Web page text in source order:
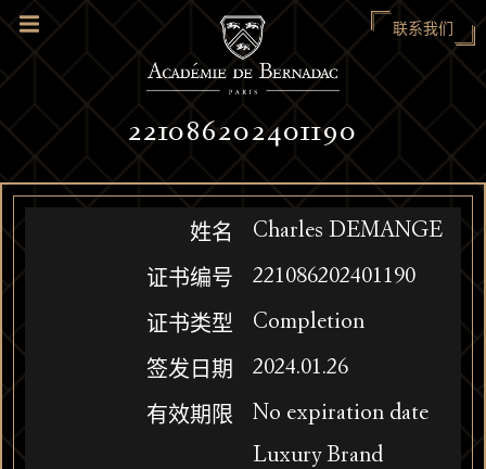
联系我们
221086202401190
姓名 Charles DEMANGE
证书编号 221086202401190
证书类型 Completion
签发日期 2024.01.26
有效期限 No expiration date
Luxury Brand